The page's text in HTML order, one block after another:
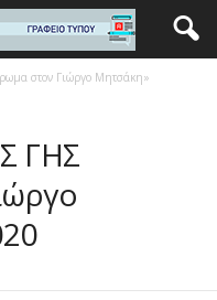
στον Γιώργο Μητσάκη»
ΓΗΣ